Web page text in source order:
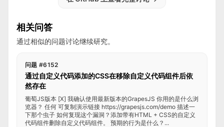
相关问答
通过相似的问题讨论继续研究。
问题 #6152
通过自定义代码添加的CSS在移除自定义代码组件后依
然存在
葡萄JS版本 [X] 我确认使用最新版本的GrapesJS 你用的是什么浏
览器？ 任何 可复制演示链接 https://grapesjs.com/demo 描述一
下那个虫子 如何复现这个漏洞？添加带有HTML + CSS的自定义
代码组件删除自定义代码组件。 预期的行为是什么？...